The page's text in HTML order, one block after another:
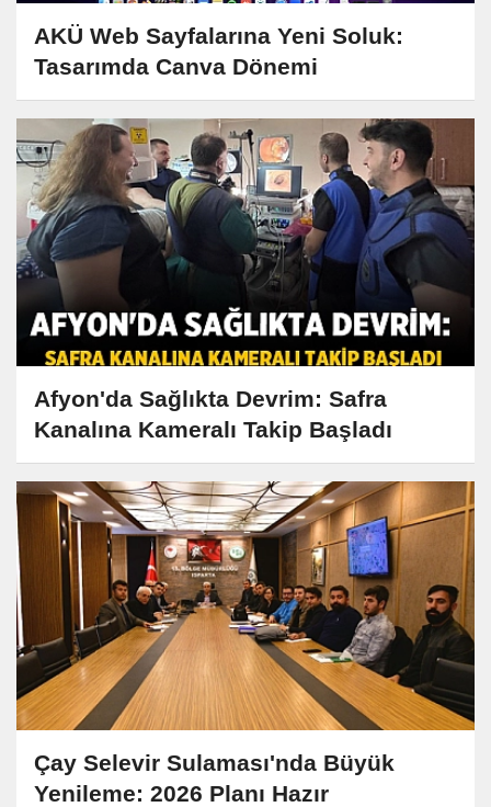
AKÜ Web Sayfalarına Yeni Soluk:
Tasarımda Canva Dönemi
Afyon'da Sağlıkta Devrim: Safra
Kanalına Kameralı Takip Başladı
Çay Selevir Sulaması'nda Büyük
Yenileme: 2026 Planı Hazır